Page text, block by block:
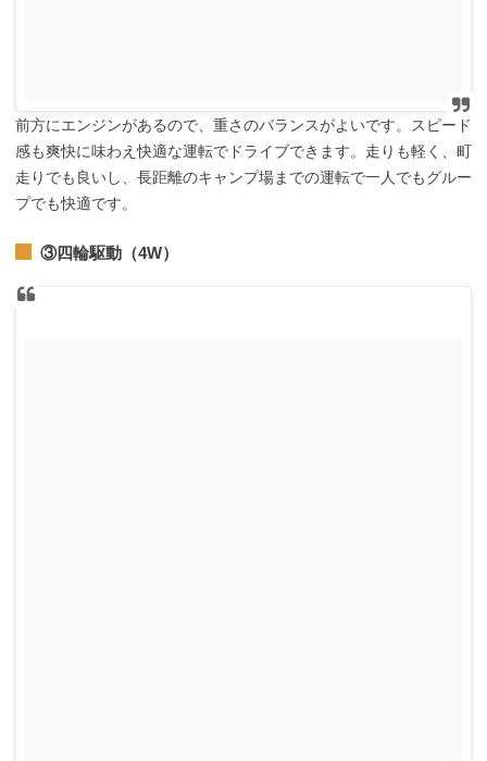
前方にエンジンがあるので、重さのバランスがよいです。スピード
感も爽快に味わえ快適な運転でドライブできます。走りも軽く、町
走りでも良いし、長距離のキャンプ場までの運転で一人でもグルー
プでも快適です。
③四輪駆動（4W）